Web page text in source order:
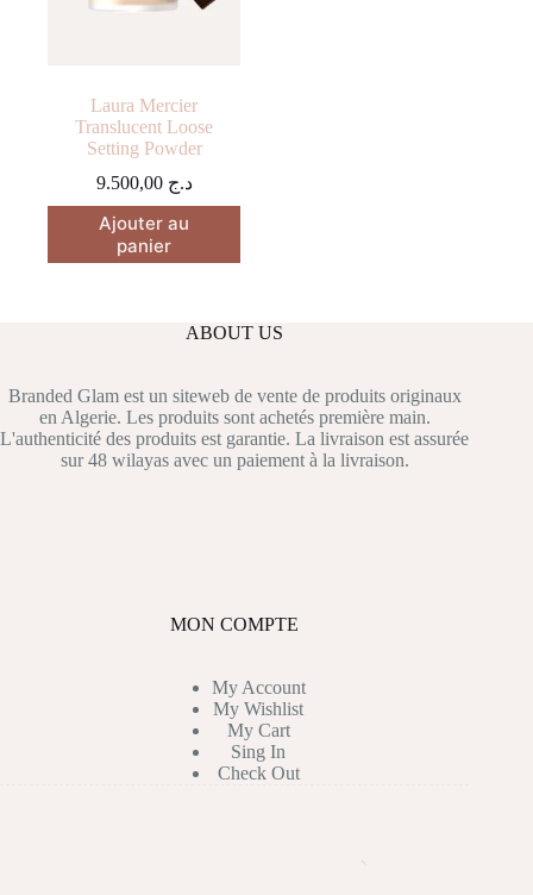
Laura Mercier
Translucent Loose
Setting Powder
د.ج 9.500,00
Ajouter au
panier
ABOUT US
Branded Glam est un siteweb de vente de produits originaux
en Algerie. Les produits sont achetés première main.
L'authenticité des produits est garantie. La livraison est assurée
sur 48 wilayas avec un paiement à la livraison.
MON COMPTE
My Account
My Wishlist
My Cart
Sing In
Check Out